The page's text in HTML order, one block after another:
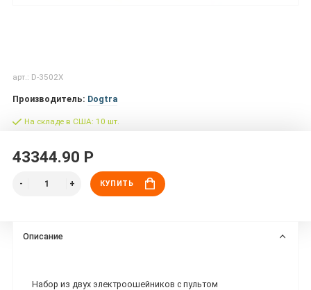
арт.: D-3502X
Производитель: Dogtra
На складе в США: 10 шт.
43344.90 Р
КУПИТЬ
Описание
Набор из двух электроошейников с пультом